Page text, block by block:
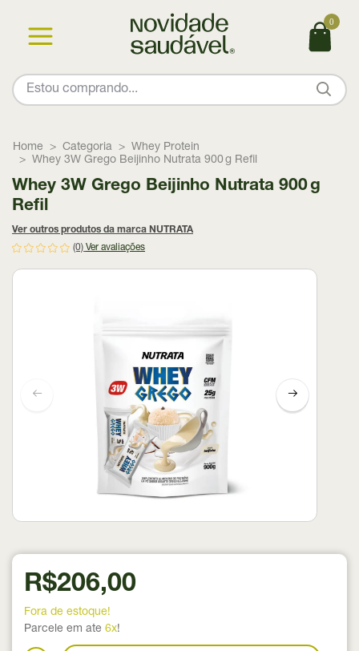
0
Home Categoria
Whey Protein
Whey 3W Grego Beijinho Nutrata 900 g Refil
Whey 3W Grego Beijinho Nutrata 900 g
Refil
Ver outros produtos da marca NUTRATA
(0) Ver avaliações
R$206,00
Fora de estoque!
Parcele em ate 6x!